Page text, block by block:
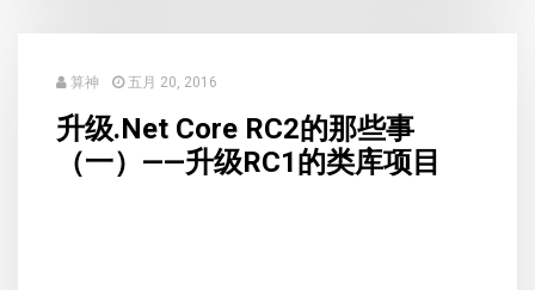
算神 五月 20, 2016
升级.Net Core RC2的那些事
（一）——升级RC1的类库项目